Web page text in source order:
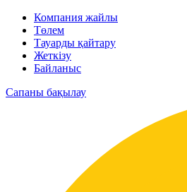
Компания жайлы
Төлем
Тауарды қайтару
Жеткізу
Байланыс
Сапаны бақылау